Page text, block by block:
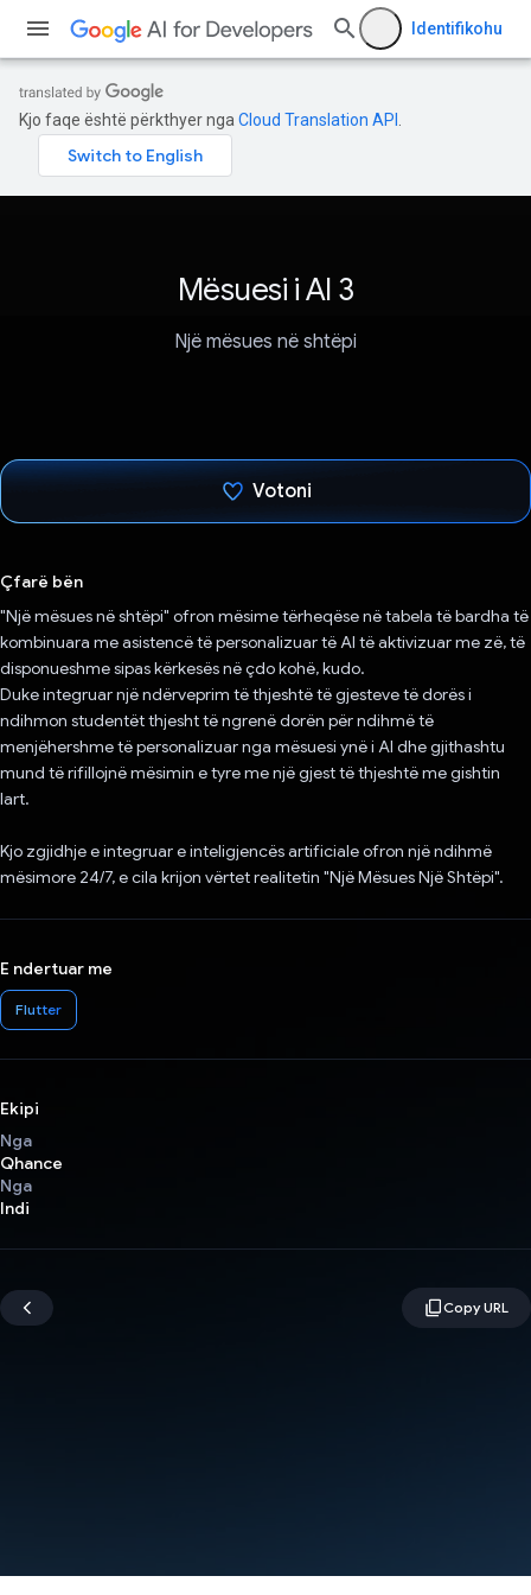
Identifikohu
Kjo faqe është përkthyer nga Cloud Translation API
Mësuesi i AI 3
Një mësues në shtëpi
Votoni
Çfarë bën
"Një mësues në shtëpi" ofron mësime tërheqëse në tabela të bardha të
kombinuara me asistencë të personalizuar të AI të aktivizuar me zë, të
disponueshme sipas kërkesës në çdo kohë, kudo.
Duke integruar një ndërveprim të thjeshtë të gjesteve të dorës i
ndihmon studentët thjesht të ngrenë dorën për ndihmë të
menjëhershme të personalizuar nga mësuesi ynë i AI dhe gjithashtu
mund të rifillojnë mësimin e tyre me një gjest të thjeshtë me gishtin
lart.
Kjo zgjidhje e integruar e inteligjencës artificiale ofron një ndihmë
mësimore 24/7, e cila krijon vërtet realitetin "Një Mësues Një Shtëpi".
E ndertuar me
Flutter
Ekipi
Nga
Qhance
Nga
Indi